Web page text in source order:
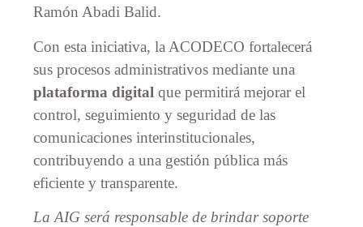
Ramón Abadi Balid.
Con esta iniciativa, la ACODECO fortalecerá
sus procesos administrativos mediante una
plataforma digital que permitirá mejorar el
control, seguimiento y seguridad de las
comunicaciones interinstitucionales,
contribuyendo a una gestión pública más
eficiente y transparente.
La AIG será responsable de brindar soporte